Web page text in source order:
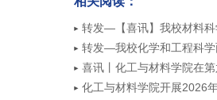
转发—【喜讯】我校材料
转发—我校化学和工程科
喜讯丨化工与材料学院在
奖
化工与材料学院开展2026